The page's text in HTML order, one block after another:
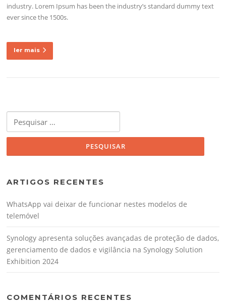
industry. Lorem Ipsum has been the industry’s standard dummy text
ever since the 1500s.
ler mais
por:
ARTIGOS RECENTES
WhatsApp vai deixar de funcionar nestes modelos de
telemóvel
Synology apresenta soluções avançadas de proteção de dados,
gerenciamento de dados e vigilância na Synology Solution
Exhibition 2024
COMENTÁRIOS RECENTES